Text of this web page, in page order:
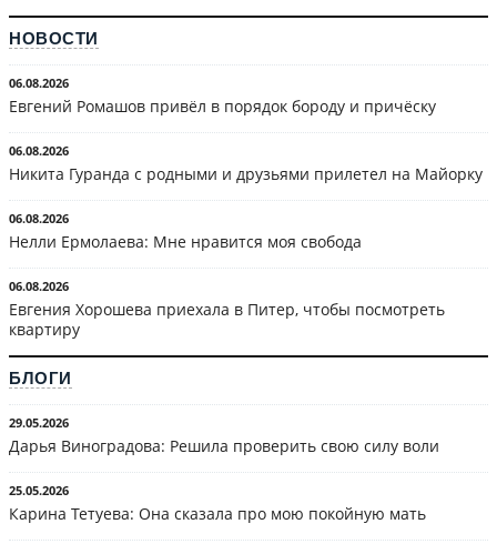
НОВОСТИ
06.08.2026
Евгений Ромашов привёл в порядок бороду и причёску
06.08.2026
Никита Гуранда с родными и друзьями прилетел на Майорку
06.08.2026
Нелли Ермолаева: Мне нравится моя свобода
06.08.2026
Евгения Хорошева приехала в Питер, чтобы посмотреть
квартиру
БЛОГИ
29.05.2026
Дарья Виноградова: Решила проверить свою силу воли
25.05.2026
Карина Тетуева: Она сказала про мою покойную мать